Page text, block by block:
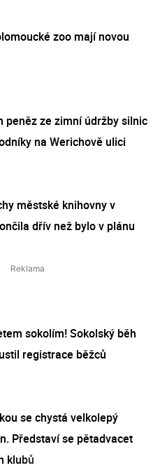
zoo mají novou
peněz ze zimní údržby silnic
na Werichově ulici
městské knihovny v
dřív než bylo v plánu
sokolím! Sokolský běh
registrace běžců
se chystá velkolepý
Představí se pětadvacet
klubů